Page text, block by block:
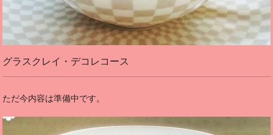
グラスクレイ・デコレコース
ただ今内容は準備中です。